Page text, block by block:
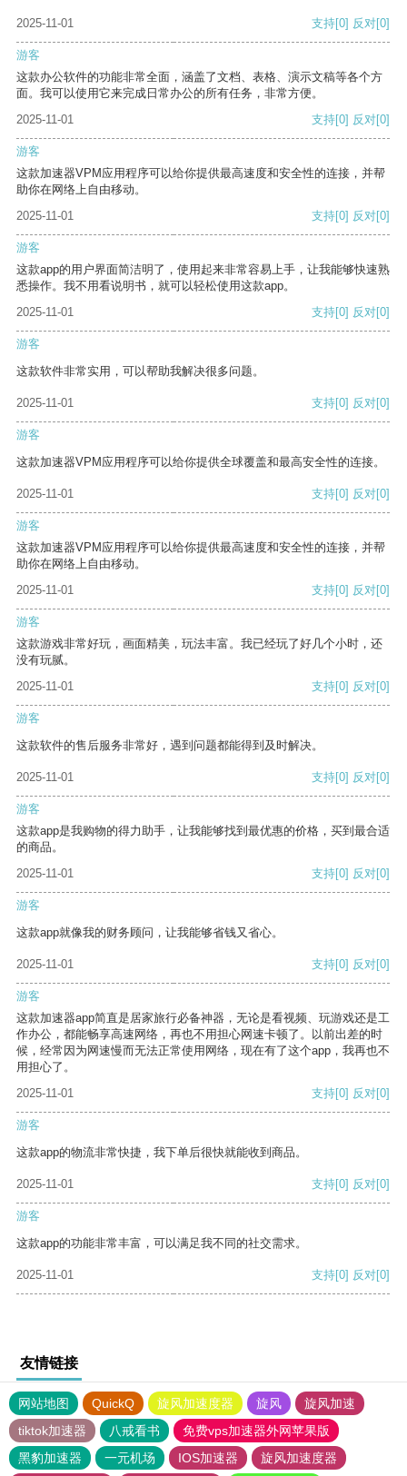
2025-11-01 支持[0] 反对[0]
游客
这款办公软件的功能非常全面，涵盖了文档、表格、演示文稿等各个方
面。我可以使用它来完成日常办公的所有任务，非常方便。
2025-11-01
支持[0] 反对[0]
游客
这款加速器VPM应用程序可以给你提供最高速度和安全性的连接，并帮
助你在网络上自由移动。
2025-11-01
支持[0] 反对[0]
游客
这款app的用户界面简洁明了，使用起来非常容易上手，让我能够快速熟
悉操作。我不用看说明书，就可以轻松使用这款app。
2025-11-01
支持[0] 反对[0]
游客
这款软件非常实用，可以帮助我解决很多问题。
2025-11-01 支持[0] 反对[0]
游客
这款加速器VPM应用程序可以给你提供全球覆盖和最高安全性的连接。
2025-11-01 支持[0] 反对[0]
游客
这款加速器VPM应用程序可以给你提供最高速度和安全性的连接，并帮
助你在网络上自由移动。
2025-11-01
支持[0] 反对[0]
游客
这款游戏非常好玩，画面精美，玩法丰富。我已经玩了好几个小时，还
没有玩腻。
2025-11-01
支持[0] 反对[0]
游客
这款软件的售后服务非常好，遇到问题都能得到及时解决。
2025-11-01 支持[0] 反对[0]
游客
这款app是我购物的得力助手，让我能够找到最优惠的价格，买到最合适
的商品。
2025-11-01
支持[0] 反对[0]
游客
这款app就像我的财务顾问，让我能够省钱又省心。
2025-11-01 支持[0] 反对[0]
游客
这款加速器app简直是居家旅行必备神器，无论是看视频、玩游戏还是工
作办公，都能畅享高速网络，再也不用担心网速卡顿了。以前出差的时
候，经常因为网速慢而无法正常使用网络，现在有了这个app，我再也不
用担心了。
2025-11-01
支持[0] 反对[0]
游客
这款app的物流非常快捷，我下单后很快就能收到商品。
2025-11-01 支持[0] 反对[0]
游客
这款app的功能非常丰富，可以满足我不同的社交需求。
2025-11-01 支持[0] 反对[0]
友情链接
网站地图 QuickQ 旋风加速度器 旋风
旋风加速
tiktok加速器
八戒看书
免费vps加速器外网苹果版
黑豹加速器
一元机场 IOS加速器 旋风加速度器